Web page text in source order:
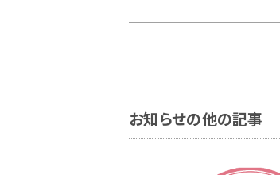
お知らせの他の記事